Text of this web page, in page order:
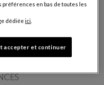
préférences en bas de toutes les
dédiéeici.
accepter et continuer